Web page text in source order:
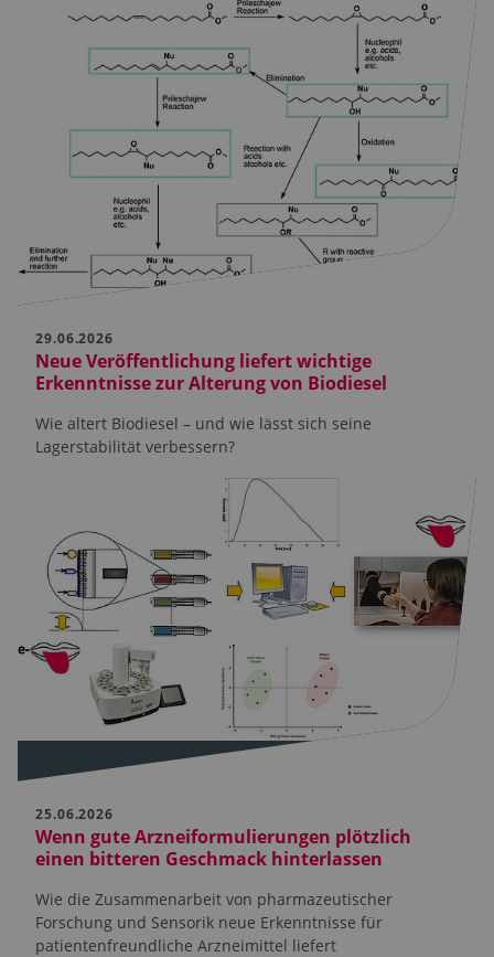
29.06.2026
Neue Veröffentlichung liefert wichtige
Erkenntnisse zur Alterung von Biodiesel
Wie altert Biodiesel – und wie lässt sich seine
Lagerstabilität verbessern?
25.06.2026
Wenn gute Arzneiformulierungen plötzlich
einen bitteren Geschmack hinterlassen
Wie die Zusammenarbeit von pharmazeutischer
Forschung und Sensorik neue Erkenntnisse für
patientenfreundliche Arzneimittel liefert